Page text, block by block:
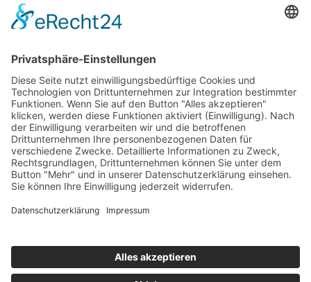
17.08.1986 - Osnabrück
Streckenskizze Programmheft
Alle Ergebnisse:
Nennungsliste
Ergebnis Rennen
Impressum
Jahrbuch